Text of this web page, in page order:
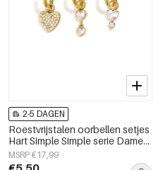
2-5 DAGEN
Roestvrijstalen oorbellen setjes
Hart Simple Simple serie Dames
sieraden
MSRP €17,99